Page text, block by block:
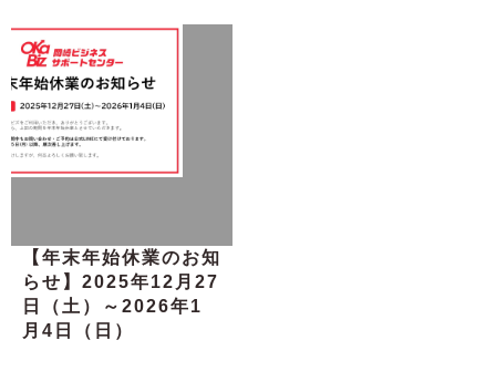
【年末年始休業のお知
らせ】2025年12月27
日（土）～2026年1
月4日（日）